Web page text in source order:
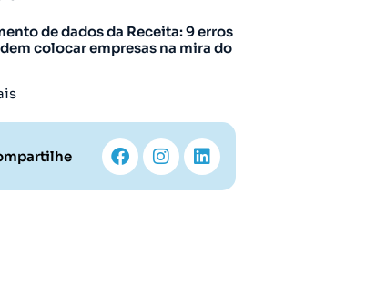
de dados da Receita: 9 erros
colocar empresas na mira do